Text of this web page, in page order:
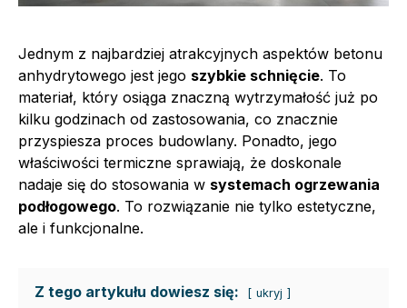
Jednym z najbardziej atrakcyjnych aspektów betonu
anhydrytowego jest jego szybkie schnięcie. To
materiał, który osiąga znaczną wytrzymałość już po
kilku godzinach od zastosowania, co znacznie
przyspiesza proces budowlany. Ponadto, jego
właściwości termiczne sprawiają, że doskonale
nadaje się do stosowania w systemach ogrzewania
podłogowego. To rozwiązanie nie tylko estetyczne,
ale i funkcjonalne.
Z tego artykułu dowiesz się: ukryj